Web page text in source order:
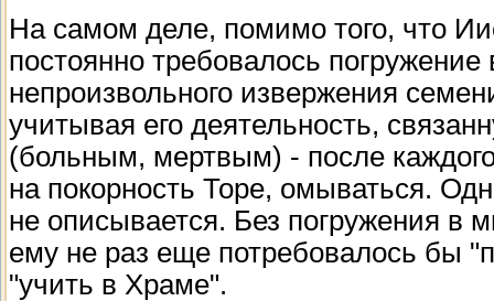
На самом деле, помимо того, что
постоянно требовалось
непроизвольного извержения
учитывая его деятельность,
(больным, мертвым) - после
на покорность Торе, омываться.
не описывается. Без погружения в
ему не раз еще потребовалось бы
"учить в Храме".